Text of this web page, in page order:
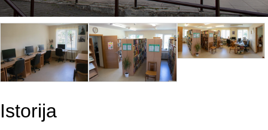
Istorija